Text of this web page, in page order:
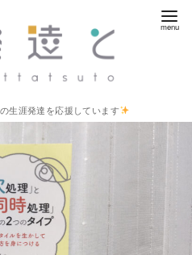
生涯発達を応援しています